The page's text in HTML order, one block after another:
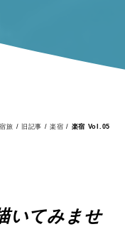
旅 / 旧記事 /楽宿 / 楽宿 Vol.05
いてみませ